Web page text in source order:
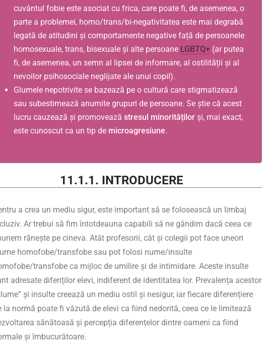
cuvântul fobie este asociat cu frica, care poate fi, de asemenea, o
parte a problemei, homo/trans/bi-negativitatea este mai degrabă
legată de atitudini și comportamente negative față de persoanele
homosexuale, trans, bisexuale și alte persoane LGBTQ+ (ar putea
fi, de asemenea, un semn al lipsei de informare, al ostilității și al
nevoilor psihosociale neglijate ale unui copil).
Glumele nepotrivite se bazează pe o cultură care stigmatizează
sau subestimează anumite grupuri de persoane. Se știe că acest
lucru cauzează și promoveazăstresul minoritățilorși, mai exact,
este cunoscut ca un tip de microagresiune.
11.1.1. INTRODUCERE
a crea un mediu sigur, este important să se folosească un limbaj
Ar trebui să fim întotdeauna capabili să ne gândim dacă ceea ce
rănește pe cineva. Atât profesorii, cât și colegii pot face uneori
homofobe/transfobe sau pot folosi nume/insulte
transfobe ca mijloc de umilire și de intimidare. Aceste insulte
adresate diferiților elevi, indiferent de identitatea lor. Prevalența acestor
și insulte creează un mediu ostil și nesigur, iar fiecare diferențiere
la normă poate fi văzută de elevi ca fiind nedorită, ceea ce le limitează
sănătoasă și percepția diferențelor dintre oameni ca fiind
și îmbucurătoare.